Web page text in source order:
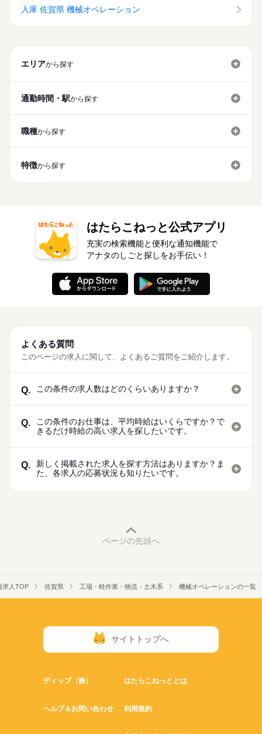
入庫 佐賀県 機械オペレーション
エリアから探す
通勤時間・駅から探す
職種から探す
特徴から探す
はたらこねっと公式アプリ
充実の検索機能と便利な通知機能で
アナタのしごと探しをお手伝い！
よくある質問
このページの求人に関して、よくあるご質問をご紹介します。
Q. この条件の求人数はどのくらいありますか？
Q.
この条件のお仕事は、平均時給はいくらですか？で
きるだけ時給の高い求人を探したいです。
Q.
新しく掲載された求人を探す方法はありますか？ま
た、各求人の応募状況も知りたいです。
ページの先頭へ
求人TOP 佐賀県 工場・軽作業・物流・土木系 機械オペレーションの一覧
サイトトップへ
ディップ（株） はたらこねっととは
ヘルプ＆お問い合わせ 利用規約